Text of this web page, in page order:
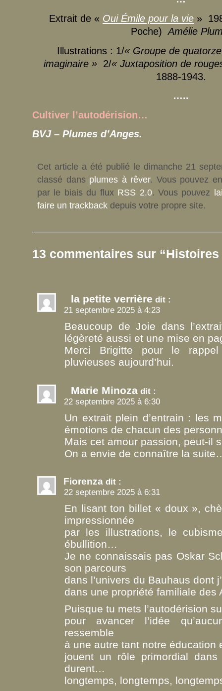
Extrait de « Oui Émile pour la vie »
Poche) Amélie
Illustrations : 1/« Groupe de
imaginaire »2/« Juxtaposition de
1888-1943.
…..
Cultiver l’autodérision…
BVJ – Plumes d’Anges.
Cet article a été publié le dimanche 21
classé dans plumes à rêver. Vous pouvez
par le biais du flux RSS 2.0. Vous pouvez
faire un trackback depuis votre propre site.
13 commentaires sur
la petite verrière dit :
21 septembre 2025 à 4:23
Beaucoup de Joie dans
légèreté aussi et une mise en
Merci Brigitte pour le
pluvieuses aujourd’hui.
Marie Minoza dit :
22 septembre 2025 à 6:30
Un extrait plein d’entrain : les
émotions de chacun des
Mais cet amour passion, peut-il
On a envie de connaître la
Fiorenza dit :
22 septembre 2025 à 6:31
En lisant ton billet « doux »,
impressionnée
par les illustrations, le
ébullition…
Je ne connaissais pas Oskar
son parcours
dans l’univers du Bauhaus dont
dans une propriété familiale
Puisque tu mets l’autodérision
pour avancer l’idée
ressemble
à une autre tant notre éducation
jouent un rôle primordial
durent…
longtemps, longtemps,